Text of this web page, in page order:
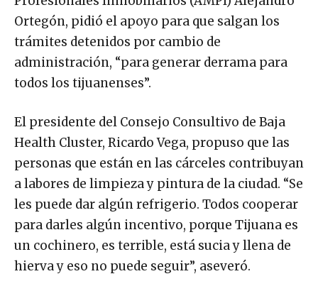
Ortegón, pidió el apoyo para que salgan los
trámites detenidos por cambio de
administración, “para generar derrama para
todos los tijuanenses”.
El presidente del Consejo Consultivo de Baja
Health Cluster, Ricardo Vega, propuso que las
personas que están en las cárceles contribuyan
a labores de limpieza y pintura de la ciudad. “Se
les puede dar algún refrigerio. Todos cooperar
para darles algún incentivo, porque Tijuana es
un cochinero, es terrible, está sucia y llena de
hierva y eso no puede seguir”, aseveró.